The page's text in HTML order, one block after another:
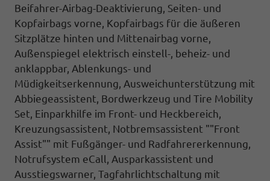
Beifahrer-Airbag-Deaktivierung, Seiten- und
Kopfairbags vorne, Kopfairbags für die äußeren
Sitzplätze hinten und Mittenairbag vorne,
Außenspiegel elektrisch einstell-, beheiz- und
anklappbar, Ablenkungs- und
Müdigkeitserkennung, Ausweichunterstützung mit
Abbiegeassistent, Bordwerkzeug und Tire Mobility
Set, Einparkhilfe im Front- und Heckbereich,
Kreuzungsassistent, Notbremsassistent ""Front
Assist"" mit Fußgänger- und Radfahrererkennung,
Notrufsystem eCall, Ausparkassistent und
Ausstiegswarner, Tagfahrlichtschaltung mit